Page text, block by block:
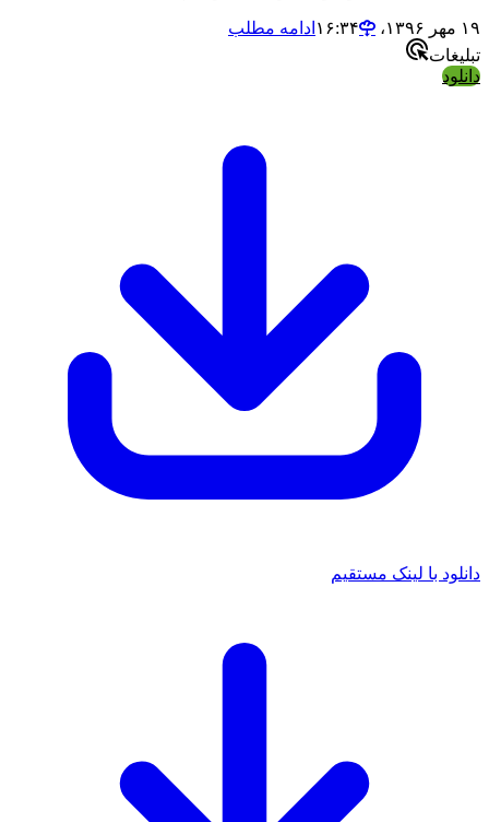
۱۹ مهر ۱۳۹۶،‏ ۱۶:۳۴
ادامه مطلب
تبلیغات
دانلود
دانلود با لینک مستقیم